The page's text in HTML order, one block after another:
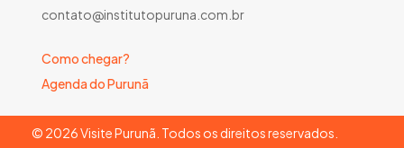
contato@institutopuruna.com.br
Como chegar?
Agenda do Purunã
© 2026Visite Purunã. Todos os direitos reservados.